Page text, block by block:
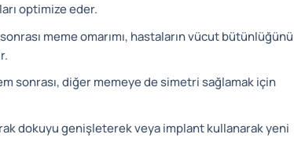
optimize eder.
meme omarımı, hastaların vücut bütünlüğünü
sonrası, diğer memeye de simetri sağlamak için
dokuyu genişleterek veya implant kullanarak yeni